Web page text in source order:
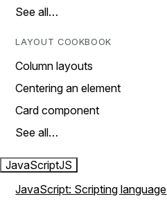
See all…
LAYOUT COOKBOOK
Column layouts
Centering an element
Card component
See all…
JavaScriptJS
JavaScript: Scripting language